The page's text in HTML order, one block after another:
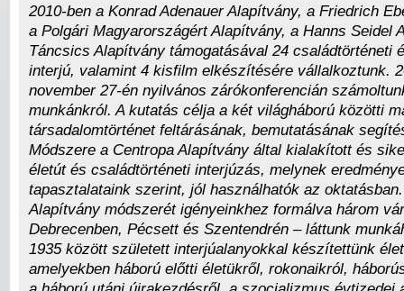
2010-ben a Konrad Adenauer Alapítvány, a Friedrich
a Polgári Magyarországért Alapítvány, a Hanns Seidel
Táncsics Alapítvány támogatásával 24 családtörténeti
interjú, valamint 4 kisfilm elkészítésére vállalkoztunk.
november 27-én nyilvános zárókonferencián
munkánkról. A kutatás célja a két világháború közötti
társadalomtörténet feltárásának, bemutatásának
Módszere a Centropa Alapítvány által kialakított és
életút és családtörténeti interjúzás, melynek
tapasztalataink szerint, jól használhatók az
Alapítvány módszerét igényeinkhez formálva három
Debrecenben, Pécsett és Szentendrén – láttunk
1935 között született interjúalanyokkal készítettünk
amelyekben háború előtti életükről, rokonaikról,